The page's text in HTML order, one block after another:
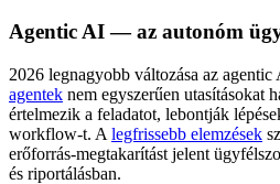
Agentic AI — az autonóm
2026 legnagyobb változása az agentic
agentek nem egyszerűen utasításokat
értelmezik a feladatot, lebontják
workflow-t. A legfrissebb elemzések
erőforrás-megtakarítást jelent
és riportálásban.